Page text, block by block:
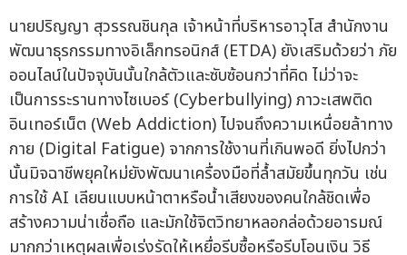
นายปริญญา สุวรรณชินกุล เจ้าหน้าที่บริหารอาวุโส สำนักงาน
พัฒนาธุรกรรมทางอิเล็กทรอนิกส์ (ETDA) ยังเสริมด้วยว่า ภัย
ออนไลน์ในปัจจุบันนั้นใกล้ตัวและซับซ้อนกว่าที่คิด ไม่ว่าจะ
เป็นการระรานทางไซเบอร์ (Cyberbullying) ภาวะเสพติด
อินเทอร์เน็ต (Web Addiction) ไปจนถึงความเหนื่อยล้าทาง
กาย (Digital Fatigue) จากการใช้งานที่เกินพอดี ยิ่งไปกว่า
นั้นมิจฉาชีพยุคใหม่ยังพัฒนาเครื่องมือที่ล้ำสมัยขึ้นทุกวัน เช่น
การใช้ AI เลียนแบบหน้าตาหรือน้ำเสียงของคนใกล้ชิดเพื่อ
สร้างความน่าเชื่อถือ และมักใช้จิตวิทยาหลอกล่อด้วยอารมณ์
มากกว่าเหตุผลเพื่อเร่งรัดให้เหยื่อรีบซื้อหรือรีบโอนเงิน วิธี